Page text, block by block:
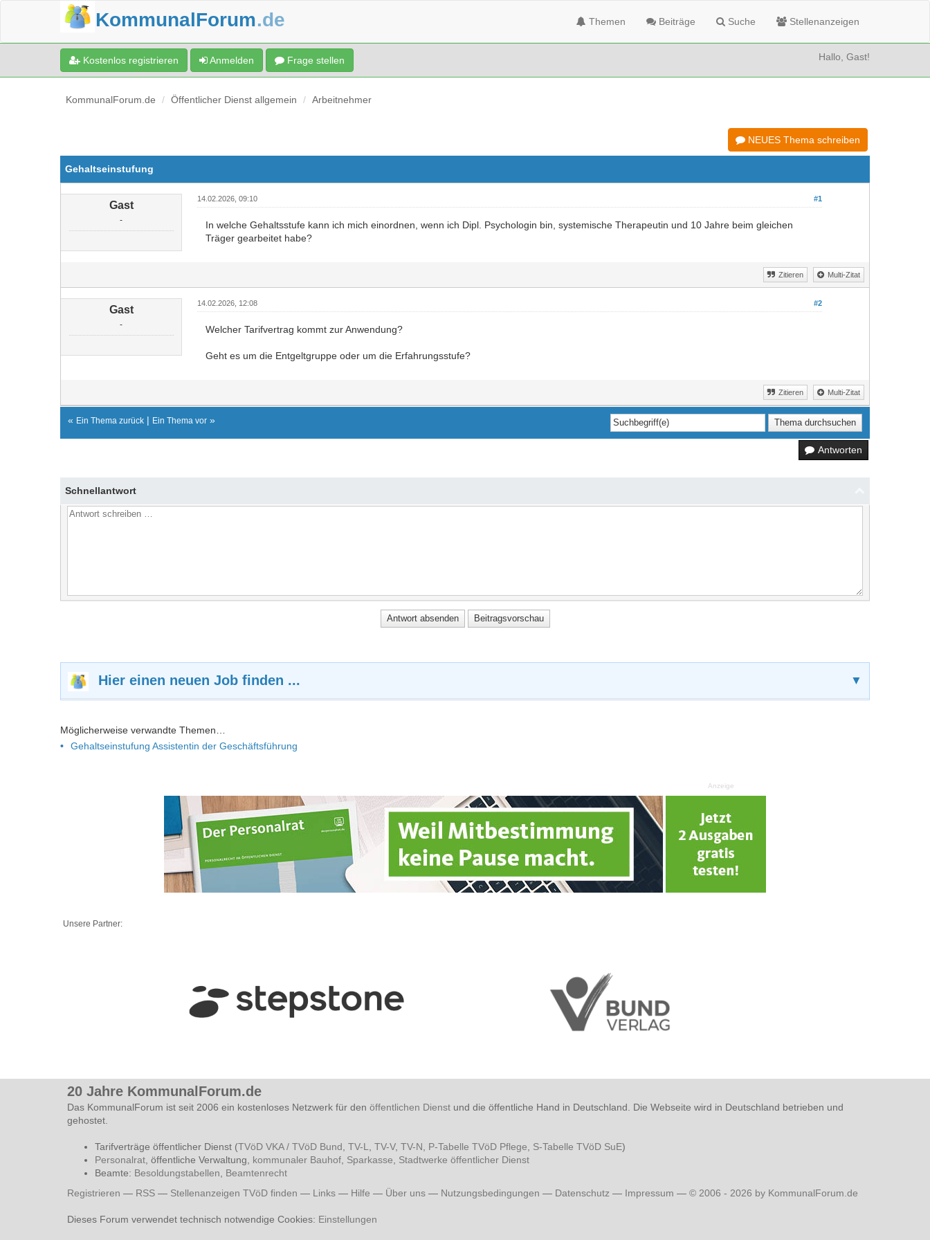
KommunalForum.de Themen Beiträge Suche Stellenanzeigen
Kostenlos registrieren Anmelden Frage stellen Hallo, Gast!
KommunalForum.de Öffentlicher Dienst allgemein Arbeitnehmer
NEUES Thema schreiben
Gehaltseinstufung
Gast
-
#1
14.02.2026, 09:10
In welche Gehaltsstufe kann ich mich einordnen, wenn ich Dipl. Psychologin bin, systemische Therapeutin und 10 Jahre beim gleichen
Träger gearbeitet habe?
Zitieren Multi-Zitat
Gast
-
#2
14.02.2026, 12:08
Welcher Tarifvertrag kommt zur Anwendung?
Geht es um die Entgeltgruppe oder um die Erfahrungsstufe?
Zitieren Multi-Zitat
« Ein Thema zurück | Ein Thema vor »
Antworten
Schnellantwort
Hier einen neuen Job finden ... ▼
Möglicherweise verwandte Themen…
Gehaltseinstufung Assistentin der Geschäftsführung
Anzeige
Unsere Partner:
20 Jahre KommunalForum.de
Das KommunalForum ist seit 2006 ein kostenloses Netzwerk für den öffentlichen Dienst und die öffentliche Hand in Deutschland. Die Webseite wird in Deutschland betrieben und
gehostet.
Tarifverträge öffentlicher Dienst (TVöD VKA / TVöD Bund TV-L TV-V, TV-N P-Tabelle TVöD Pflege S-Tabelle TVöD SuE)
Personalrat , öffentliche Verwaltung, kommunaler Bauhof Sparkasse
Stadtwerke öffentlicher Dienst
Beamte: Besoldungstabellen
Beamtenrecht
Registrieren — RSS — Stellenanzeigen TVöD finden — Links — Hilfe — Über uns — Nutzungsbedingungen — Datenschutz — Impressum — © 2006 - 2026 by KommunalForum.de
Dieses Forum verwendet technisch notwendige Cookies: Einstellungen